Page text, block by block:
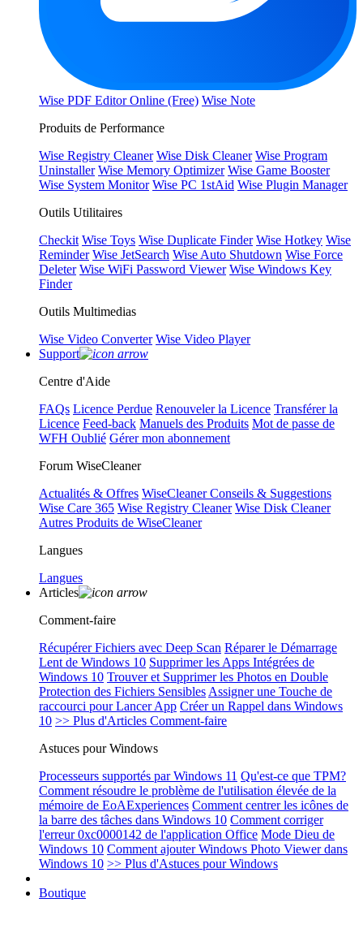
Wise PDF Editor Online (Free) Wise Note
Produits de Performance
Wise Registry Cleaner Wise Disk Cleaner Wise Program
Uninstaller Wise Memory Optimizer Wise Game Booster
Wise System Monitor Wise PC 1stAid Wise Plugin Manager
Outils Utilitaires
Checkit Wise Toys Wise Duplicate Finder Wise Hotkey Wise
Reminder Wise JetSearch Wise Auto Shutdown Wise Force
Deleter Wise WiFi Password Viewer Wise Windows Key
Finder
Outils Multimedias
Wise Video Converter Wise Video Player
Support
Centre d'Aide
FAQs Licence Perdue Renouveler la Licence Transférer la
Licence Feed-back Manuels des Produits Mot de passe de
WFH Oublié Gérer mon abonnement
Forum WiseCleaner
Actualités & Offres WiseCleaner Conseils & Suggestions
Wise Care 365 Wise Registry Cleaner Wise Disk Cleaner
Autres Produits de WiseCleaner
Langues
Langues
Articles
Comment-faire
Récupérer Fichiers avec Deep Scan Réparer le Démarrage
Lent de Windows 10 Supprimer les Apps Intégrées de
Windows 10 Trouver et Supprimer les Photos en Double
Protection des Fichiers Sensibles Assigner une Touche de
raccourci pour Lancer App Créer un Rappel dans Windows
10 >> Plus d'Articles Comment-faire
Astuces pour Windows
Processeurs supportés par Windows 11 Qu'est-ce que TPM?
Comment résoudre le problème de l'utilisation élevée de la
mémoire de EoAExperiences Comment centrer les icônes de
la barre des tâches dans Windows 10 Comment corriger
l'erreur 0xc0000142 de l'application Office Mode Dieu de
Windows 10 Comment ajouter Windows Photo Viewer dans
Windows 10 >> Plus d'Astuces pour Windows
Boutique